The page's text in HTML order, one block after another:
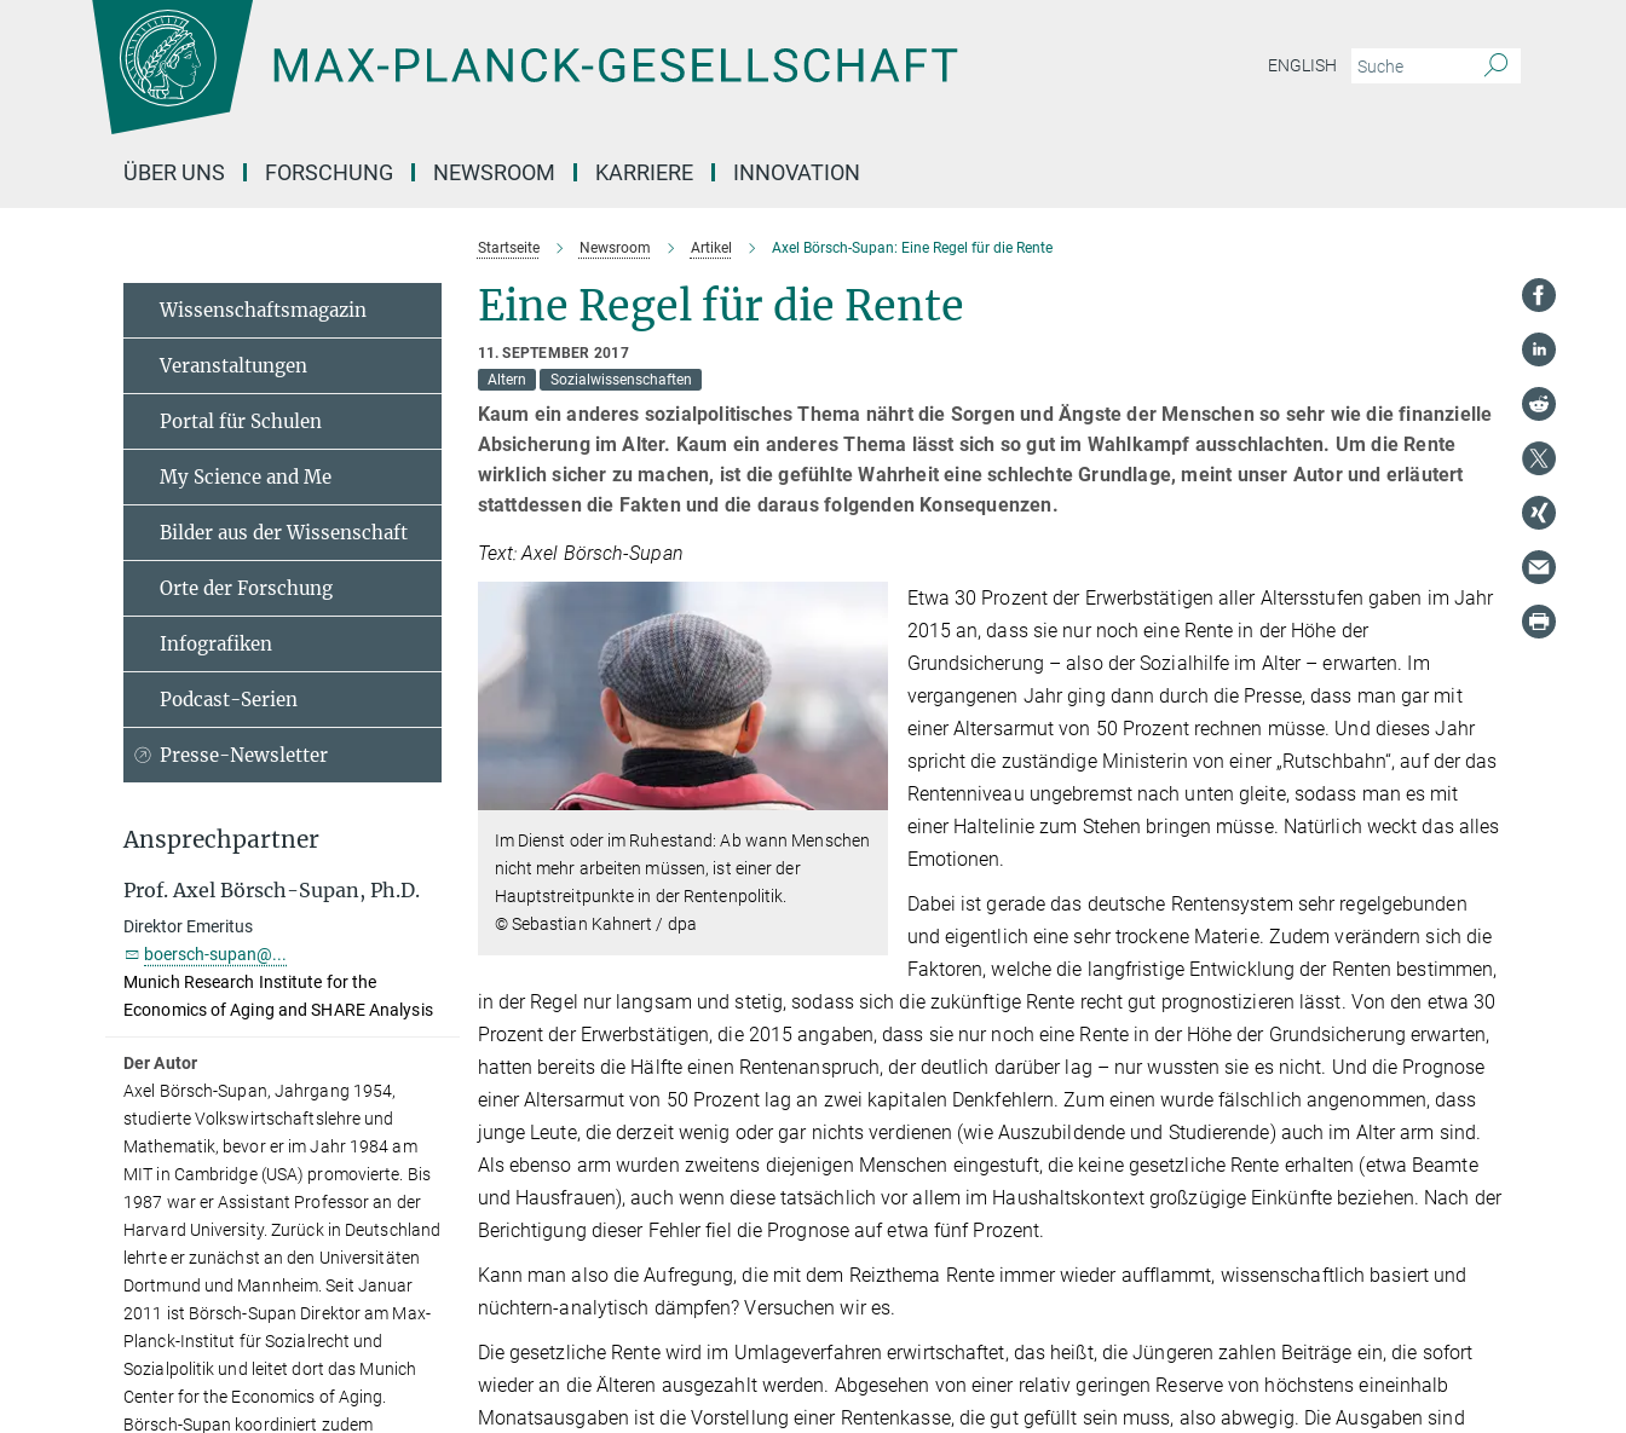
Hauptinhalt
ENGLISH
ÜBER UNS FORSCHUNG NEWSROOM KARRIERE INNOVATION
Startseite Newsroom Artikel Axel Börsch-Supan: Eine Regel für die Rente
Eine Regel für die Rente
11. SEPTEMBER 2017
Altern
Sozialwissenschaften
Kaum ein anderes sozialpolitisches Thema nährt die Sorgen und Ängste der Menschen so sehr wie die finanzielle
Absicherung im Alter. Kaum ein anderes Thema lässt sich so gut im Wahlkampf ausschlachten. Um die Rente
wirklich sicher zu machen, ist die gefühlte Wahrheit eine schlechte Grundlage, meint unser Autor und erläutert
stattdessen die Fakten und die daraus folgenden Konsequenzen.
Text: Axel Börsch-Supan
Im Dienst oder im Ruhestand: Ab wann Menschen
nicht mehr arbeiten müssen, ist einer der
Hauptstreitpunkte in der Rentenpolitik.
© Sebastian Kahnert / dpa
Etwa 30 Prozent der Erwerbstätigen aller Altersstufen gaben im Jahr
2015 an, dass sie nur noch eine Rente in der Höhe der
Grundsicherung – also der Sozialhilfe im Alter – erwarten. Im
vergangenen Jahr ging dann durch die Presse, dass man gar mit
einer Altersarmut von 50 Prozent rechnen müsse. Und dieses Jahr
spricht die zuständige Ministerin von einer „Rutschbahn“, auf der das
Rentenniveau ungebremst nach unten gleite, sodass man es mit
einer Haltelinie zum Stehen bringen müsse. Natürlich weckt das alles
Emotionen.
Dabei ist gerade das deutsche Rentensystem sehr regelgebunden
und eigentlich eine sehr trockene Materie. Zudem verändern sich die
Faktoren, welche die langfristige Entwicklung der Renten bestimmen,
in der Regel nur langsam und stetig, sodass sich die zukünftige Rente recht gut prognostizieren lässt. Von den etwa 30
Prozent der Erwerbstätigen, die 2015 angaben, dass sie nur noch eine Rente in der Höhe der Grundsicherung erwarten,
hatten bereits die Hälfte einen Rentenanspruch, der deutlich darüber lag – nur wussten sie es nicht. Und die Prognose
einer Altersarmut von 50 Prozent lag an zwei kapitalen Denkfehlern. Zum einen wurde fälschlich angenommen, dass
junge Leute, die derzeit wenig oder gar nichts verdienen (wie Auszubildende und Studierende) auch im Alter arm sind.
Als ebenso arm wurden zweitens diejenigen Menschen eingestuft, die keine gesetzliche Rente erhalten (etwa Beamte
und Hausfrauen), auch wenn diese tatsächlich vor allem im Haushaltskontext großzügige Einkünfte beziehen. Nach der
Berichtigung dieser Fehler fiel die Prognose auf etwa fünf Prozent.
Kann man also die Aufregung, die mit dem Reizthema Rente immer wieder aufflammt, wissenschaftlich basiert und
nüchtern-analytisch dämpfen? Versuchen wir es.
Die gesetzliche Rente wird im Umlageverfahren erwirtschaftet, das heißt, die Jüngeren zahlen Beiträge ein, die sofort
wieder an die Älteren ausgezahlt werden. Abgesehen von einer relativ geringen Reserve von höchstens eineinhalb
Monatsausgaben ist die Vorstellung einer Rentenkasse, die gut gefüllt sein muss, also abwegig. Die Ausgaben sind
Wissenschaftsmagazin
Veranstaltungen
Portal für Schulen
My Science and Me
Bilder aus der Wissenschaft
Orte der Forschung
Infografiken
Podcast-Serien
Presse-Newsletter
Ansprechpartner
Prof. Axel Börsch-Supan, Ph.D.
Direktor Emeritus
boersch-supan@...
Munich Research Institute for the
Economics of Aging and SHARE Analysis
Der Autor
Axel Börsch-Supan, Jahrgang 1954,
studierte Volkswirtschaftslehre und
Mathematik, bevor er im Jahr 1984 am
MIT in Cambridge (USA) promovierte. Bis
1987 war er Assistant Professor an der
Harvard University. Zurück in Deutschland
lehrte er zunächst an den Universitäten
Dortmund und Mannheim. Seit Januar
2011 ist Börsch-Supan Direktor am Max-
Planck-Institut für Sozialrecht und
Sozialpolitik und leitet dort das Munich
Center for the Economics of Aging.
Börsch-Supan koordiniert zudem